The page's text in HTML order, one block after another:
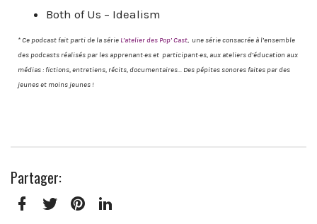
Both of Us – Idealism
* Ce podcast fait parti de la série L’atelierdes Pop’ Cast, une série consacrée à l’ensemble
des podcasts réalisés par les apprenant·es et participant·es, aux ateliers d’éducation aux
médias : fictions, entretiens, récits, documentaires… Des pépites sonores faites par des
jeunes et moins jeunes !
Partager: